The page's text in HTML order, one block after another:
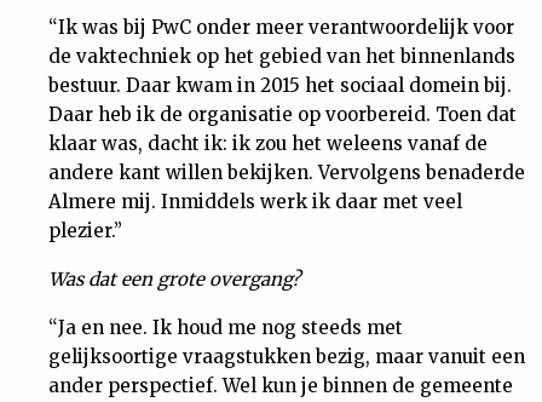
“Ik was bij PwC onder meer verantwoordelijk voor
de vaktechniek op het gebied van het binnenlands
bestuur. Daar kwam in 2015 het sociaal domein bij.
Daar heb ik de organisatie op voorbereid. Toen dat
klaar was, dacht ik: ik zou het weleens vanaf de
andere kant willen bekijken. Vervolgens benaderde
Almere mij. Inmiddels werk ik daar met veel
plezier.”
Was dat een grote overgang?
“Ja en nee. Ik houd me nog steeds met
gelijksoortige vraagstukken bezig, maar vanuit een
ander perspectief. Wel kun je binnen de gemeente